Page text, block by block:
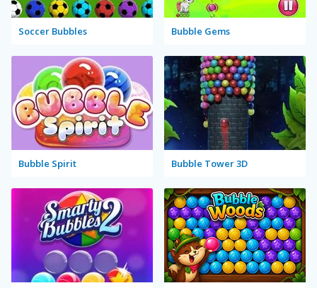
Soccer Bubbles Bubble Gems
Bubble Spirit Bubble Tower 3D